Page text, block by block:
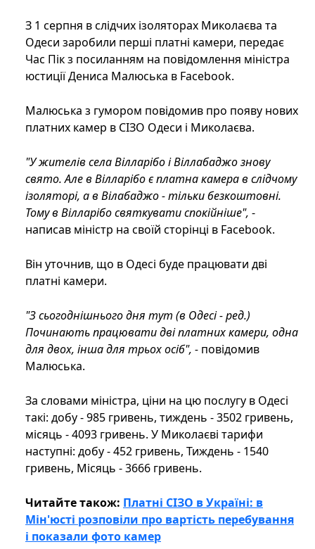
З 1 серпня в слідчих ізоляторах Миколаєва та
Одеси заробили перші платні камери, передає
Час Пік з посиланням на повідомлення міністра
юстиції Дениса Малюська в Facebook.
Малюська з гумором повідомив про появу нових
платних камер в СІЗО Одеси і Миколаєва.
"У жителів села Вілларібо і Віллабаджо знову
свято. Але в Вілларібо є платна камера в слідчому
ізоляторі, а в Вілабаджо - тільки безкоштовні.
Тому в Вілларібо святкувати спокійніше", -
написав міністр на своїй сторінці в Facebook.
Він уточнив, що в Одесі буде працювати дві
платні камери.
"З сьогоднішнього дня тут (в Одесі - ред.)
Починають працювати дві платних камери, одна
для двох, інша для трьох осіб", - повідомив
Малюська.
За словами міністра, ціни на цю послугу в Одесі
такі: добу - 985 гривень, тиждень - 3502 гривень,
місяць - 4093 гривень. У Миколаєві тарифи
наступні: добу - 452 гривень, Тиждень - 1540
гривень, Місяць - 3666 гривень.
Читайте також: Платні СІЗО в Україні: в
Мін'юсті розповіли про вартість перебування
і показали фото камер